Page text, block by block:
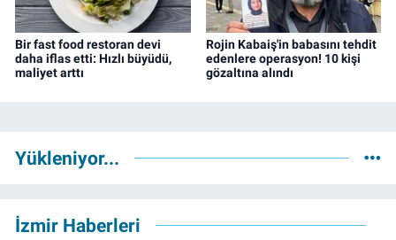
Bir fast food restoran devi
daha iflas etti: Hızlı büyüdü,
maliyet arttı
Rojin Kabaiş'in babasını tehdit
edenlere operasyon! 10 kişi
gözaltına alındı
Yükleniyor...
İzmir Haberleri